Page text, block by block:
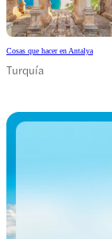
Cosas que hacer en Antalya
Turquía